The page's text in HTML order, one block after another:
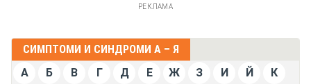
РЕКЛАМА
СИМПТОМИ И СИНДРОМИ А – Я
А
Б В Г Д Е Ж З И Й
К